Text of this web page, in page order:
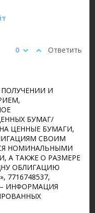
Ответить
0
И
БУМАГ/
ЦЕННЫЕ БУМАГИ,
СВОИМ
НОМИНАЛЬНЫМИ
А ТАКЖЕ О РАЗМЕРЕ
ОБЛИГАЦИЮ
– ИНФОРМАЦИЯ